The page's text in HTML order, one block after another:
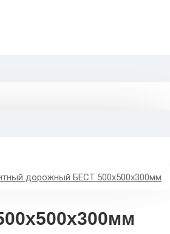
дорожный БЕСТ 500х500х300мм